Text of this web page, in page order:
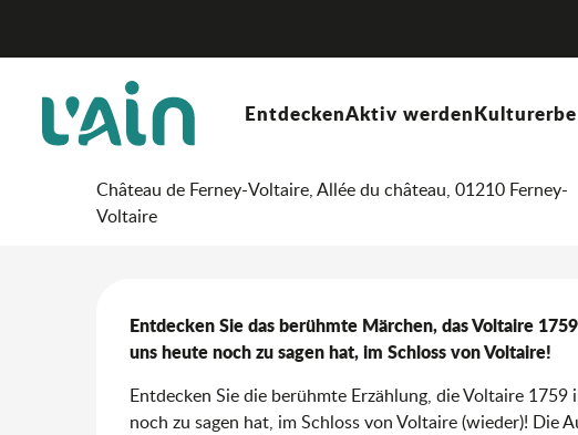
principal
EntdeckenAktiv werden
4. juni > 3. januar
Ausstellung Ich bin in meinen
Château de Ferney-Voltaire, Allée du château, 01210 Ferney-
Voltaire
Entdecken Sie das berühmte Märchen, das Voltaire
uns heute noch zu sagen hat, im Schloss von Voltaire!
Entdecken Sie die berühmte Erzählung, die Voltaire
noch zu sagen hat, im Schloss von Voltaire (wieder)! Die